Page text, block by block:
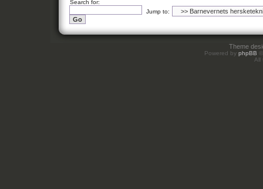
Search for:
Jump to:
Theme
Powered by phpBB
All